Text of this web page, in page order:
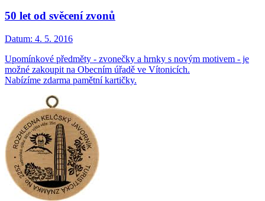
50 let od svěcení zvonů
Datum: 4. 5. 2016
Upomínkové předměty - zvonečky a hrnky s novým motivem - je
možné zakoupit na Obecním úřadě ve Vítonicích.
Nabízíme zdarma pamětní kartičky.